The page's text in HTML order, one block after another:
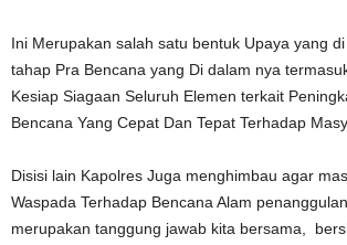
Ini Merupakan salah satu bentuk Upaya yang
tahap Pra Bencana yang Di dalam nya
Kesiap Siagaan Seluruh Elemen terkait
Bencana Yang Cepat Dan Tepat Terhadap
Disisi lain Kapolres Juga menghimbau agar
Waspada Terhadap Bencana Alam
merupakan tanggung jawab kita bersama,